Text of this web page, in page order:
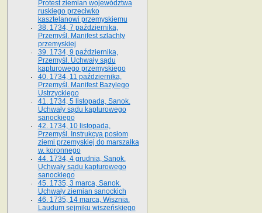
Protest ziemian województwa
ruskiego przeciwko
kasztelanowi przemyskiemu
38. 1734, 7 października,
Przemyśl. Manifest szlachty
przemyskiej
39. 1734, 9 października,
Przemyśl. Uchwały sądu
kapturowego przemyskiego
40. 1734, 11 października,
Przemyśl. Manifest Bazylego
Ustrzyckiego
41. 1734, 5 listopada, Sanok.
Uchwały sądu kapturowego
sanockiego
42. 1734, 10 listopada,
Przemyśl. Instrukcya posłom
ziemi przemyskiej do marszałka
w. koronnego
44. 1734, 4 grudnia, Sanok.
Uchwały sądu kapturowego
sanockiego
45. 1735, 3 marca, Sanok.
Uchwały ziemian sanockich
46. 1735, 14 marca, Wisznia.
Laudum sejmiku wiszeńskiego